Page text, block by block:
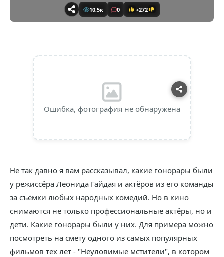
10,5к 0 +272
Ошибка, фотография не обнаружена
Не так давно я вам рассказывал, какие гонорары были
у режиссёра Леонида Гайдая и актёров из его команды
за съёмки любых народных комедий. Но в кино
снимаются не только профессиональные актёры, но и
дети. Какие гонорары были у них. Для примера можно
посмотреть на смету одного из самых популярных
фильмов тех лет - "Неуловимые мстители", в котором